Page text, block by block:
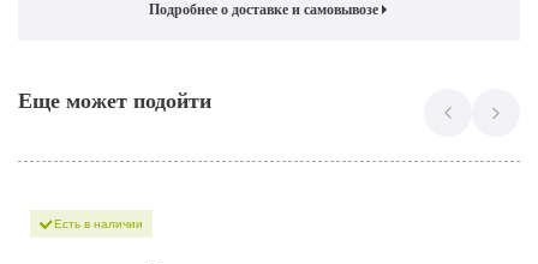
Подробнее о доставке и самовывозе
Еще может подойти
Есть в наличии